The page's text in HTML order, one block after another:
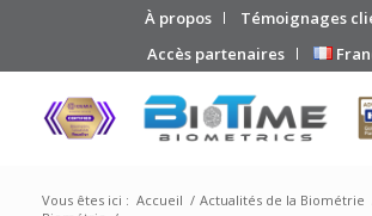
À propos
Témoignages
Accès partenaires
Vous êtes ici : Accueil / Actualités de la Biométrie